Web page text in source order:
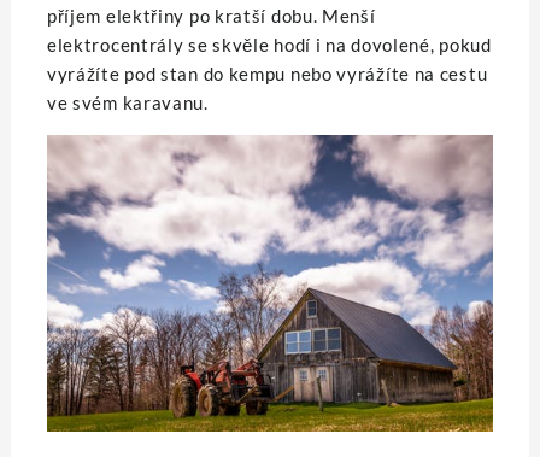
příjem elektřiny po kratší dobu. Menší
elektrocentrály se skvěle hodí i na dovolené, pokud
vyrážíte pod stan do kempu nebo vyrážíte na cestu
ve svém karavanu.